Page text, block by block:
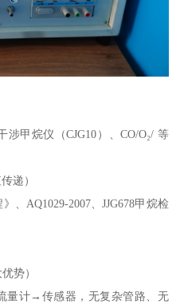
甲烷仪（CJG10）、CO/O₂/ 等
递）
、AQ1029-2007、JJG678甲烷检
势）
量计→传感器，无复杂管路、无